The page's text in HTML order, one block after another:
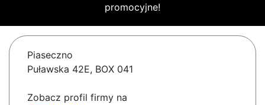
promocyjne!
Piaseczno
Puławska 42E, BOX 041
Zobacz profil firmy na